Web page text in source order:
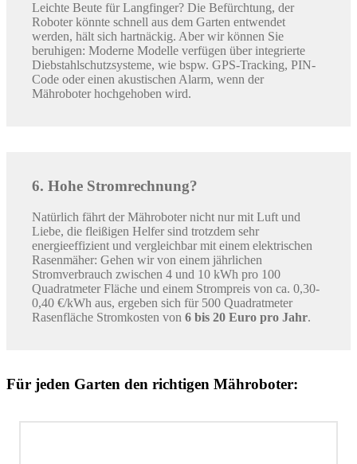
Leichte Beute für Langfinger? Die Befürchtung, der
Roboter könnte schnell aus dem Garten entwendet
werden, hält sich hartnäckig. Aber wir können Sie
beruhigen: Moderne Modelle verfügen über integrierte
Diebstahlschutzsysteme, wie bspw. GPS-Tracking, PIN-
Code oder einen akustischen Alarm, wenn der
Mähroboter hochgehoben wird.
6. Hohe Stromrechnung?
Natürlich fährt der Mähroboter nicht nur mit Luft und
Liebe, die fleißigen Helfer sind trotzdem sehr
energieeffizient und vergleichbar mit einem elektrischen
Rasenmäher: Gehen wir von einem jährlichen
Stromverbrauch zwischen 4 und 10 kWh pro 100
Quadratmeter Fläche und einem Strompreis von ca. 0,30-
0,40 €/kWh aus, ergeben sich für 500 Quadratmeter
Rasenfläche Stromkosten von 6 bis 20 Euro pro Jahr.
Für jeden Garten den richtigen Mähroboter: